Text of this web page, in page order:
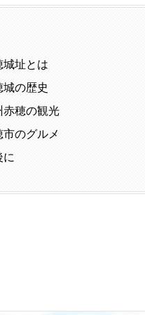
城址とは
城の歴史
赤穂の観光
市のグルメ
に